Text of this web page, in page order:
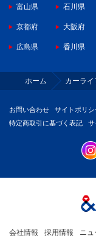
富山県 石川県
京都府 大阪府
広島県 香川県
ホーム カーラ
お問い合わせ サイトポリシ
特定商取引に基づく表記
サ
会社情報 採用情報 ニュ